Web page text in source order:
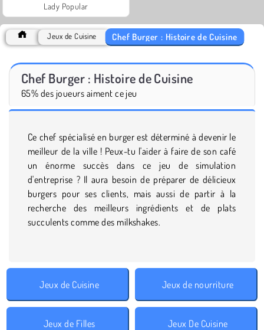
Lady Popular
Jeux de Cuisine Chef Burger : Histoire de Cuisine
Chef Burger : Histoire de Cuisine
65% des joueurs aiment ce jeu
Ce chef spécialisé en burger est déterminé à devenir le
meilleur de la ville ! Peux-tu l'aider à faire de son café
un énorme succès dans ce jeu de simulation
d'entreprise ? Il aura besoin de préparer de délicieux
burgers pour ses clients, mais aussi de partir à la
recherche des meilleurs ingrédients et de plats
succulents comme des milkshakes.
Jeux de Cuisine Jeux de nourriture
Jeux de Filles Jeux De Cuisine